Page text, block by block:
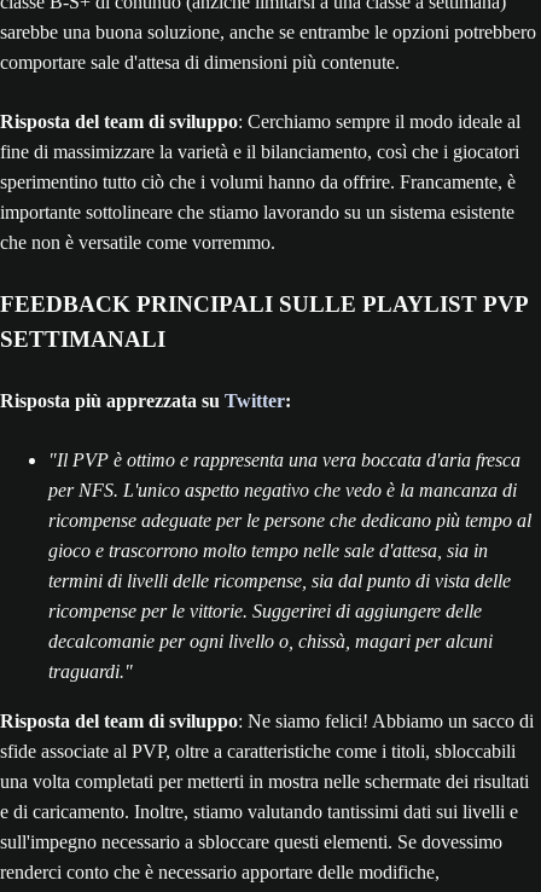
sarebbe una buona soluzione, anche se entrambe le opzioni potrebbero
comportare sale d'attesa di dimensioni più contenute.
Risposta del team di sviluppo: Cerchiamo sempre il modo ideale al
fine di massimizzare la varietà e il bilanciamento, così che i giocatori
sperimentino tutto ciò che i volumi hanno da offrire. Francamente, è
importante sottolineare che stiamo lavorando su un sistema esistente
che non è versatile come vorremmo.
FEEDBACK PRINCIPALI SULLE PLAYLIST PVP
SETTIMANALI
Risposta più apprezzata su Twitter:
"Il PVP è ottimo e rappresenta una vera boccata d'aria fresca
per NFS. L'unico aspetto negativo che vedo è la mancanza di
ricompense adeguate per le persone che dedicano più tempo al
gioco e trascorrono molto tempo nelle sale d'attesa, sia in
termini di livelli delle ricompense, sia dal punto di vista delle
ricompense per le vittorie. Suggerirei di aggiungere delle
decalcomanie per ogni livello o, chissà, magari per alcuni
traguardi."
Risposta del team di sviluppo: Ne siamo felici! Abbiamo un sacco di
sfide associate al PVP, oltre a caratteristiche come i titoli, sbloccabili
una volta completati per metterti in mostra nelle schermate dei risultati
e di caricamento. Inoltre, stiamo valutando tantissimi dati sui livelli e
sull'impegno necessario a sbloccare questi elementi. Se dovessimo
renderci conto che è necessario apportare delle modifiche,